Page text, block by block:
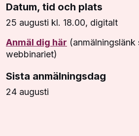
Datum, tid och plats
25 augusti kl. 18.00, digitalt
Anmäl dig här
webbinariet)
Sista anmälningsdag
24 augusti